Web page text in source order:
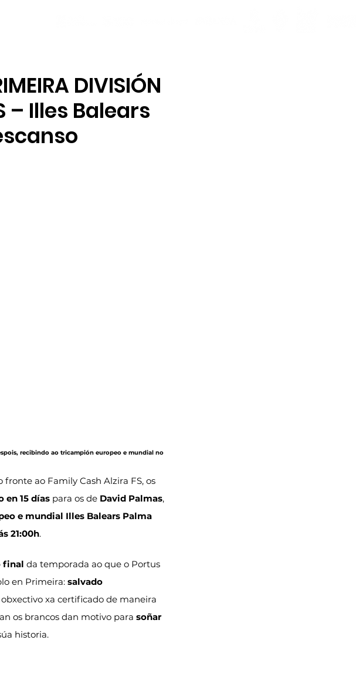
DIVISIÓN
– Illes Balears
recibindo ao tricampión europeo e mundial no
fronte ao Family Cash Alzira FS, os
en 15 días para os de David Palmas,
e mundial Illes Balears Palma
21:00h.
final da temporada ao que o Portus
en Primeira: salvado
obxectivo xa certificado de maneira
os brancos dan motivo para soñar
historia.